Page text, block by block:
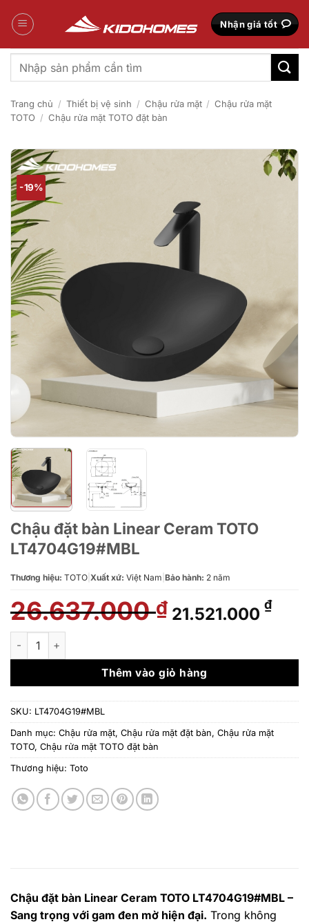
qua
Nhận giá tốt
Tìm
kiếm:
Trang chủ / Thiết bị vệ sinh / Chậu rửa mặt / Chậu rửa mặt
TOTO / Chậu rửa mặt TOTO đặt bàn
-19%
Chậu đặt bàn Linear Ceram TOTO
LT4704G19#MBL
Thương hiệu: TOTO Xuất xứ: Việt Nam Bảo hành: 2 năm
26.637.000₫ Giá
gốc
26.637.000 ₫.
21.521.000 ₫Giá
là:
Chậu đặt bàn Linear Ceram TOTO LT4704G19#MBL số lượng
Thêm vào giỏ hàng
SKU: LT4704G19#MBL
Danh mục: Chậu rửa mặt, Chậu rửa mặt đặt bàn, Chậu rửa mặt
TOTO, Chậu rửa mặt TOTO đặt bàn
Thương hiệu: Toto
Chậu đặt bàn Linear Ceram TOTO LT4704G19#MBL –
Sang trọng với gam đen mờ hiện đại. Trong không